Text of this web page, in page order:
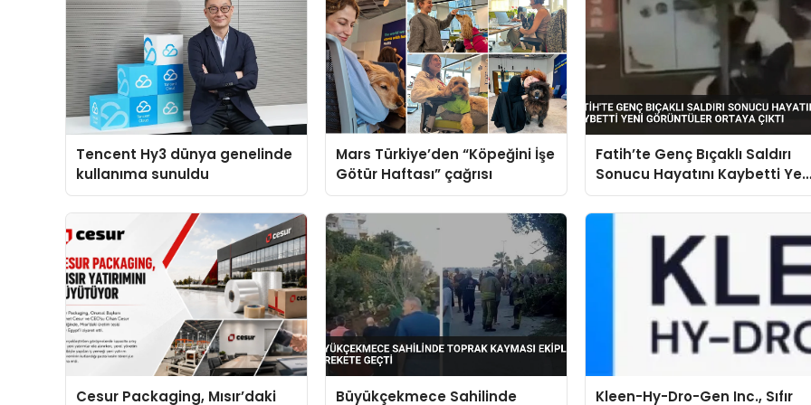
Tencent Hy3 dünya genelinde
kullanıma sunuldu
Mars Türkiye’den “Köpeğini İşe
Götür Haftası” çağrısı
Fatih’te Genç Bıçaklı Saldırı
Sonucu Hayatını Kaybetti
Görüntüler Ortaya Çıktı
Cesur Packaging, Mısır’daki Büyükçekmece Sahilinde Kleen-Hy-Dro-Gen Inc., Sıfır